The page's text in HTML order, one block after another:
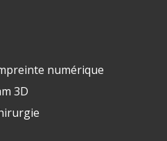
numérique
3D